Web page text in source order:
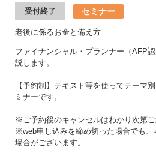
受付終了 セミナー
老後に係るお金と備え方
ファイナンシャル・プランナー（AFP
説します。
【予約制】テキスト等を使ってテーマ
ミナーです。
※ご予約後のキャンセルはわかり次第ご
※web申し込みを締め切った場合でも
場合がございます。